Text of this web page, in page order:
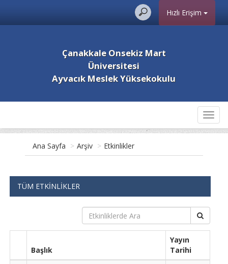
Hızlı Erişim
Çanakkale Onsekiz Mart
Üniversitesi
Ayvacık Meslek Yüksekokulu
Ana Sayfa > Arşiv > Etkinlikler
TÜM ETKİNLİKLER
Başlık
Yayın
Tarihi